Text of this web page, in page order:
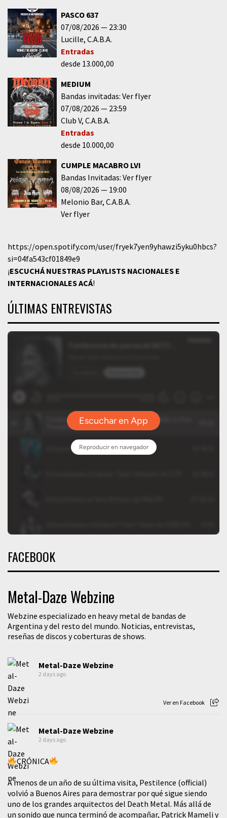
PASCO 637
07/08/2026
23:30
Lucille C.A.B.A.
Entradas
desde 13.000,00
MEDIUM
Bandas invitadas: Ver flyer
07/08/2026
23:59
Club V C.A.B.A.
Entradas
desde 10.000,00
CUMPLE MACABRO LVI
Bandas Invitadas: Ver flyer
08/08/2026
19:00
Melonio Bar C.A.B.A.
Ver flyer
https://open.spotify.com/user/fryek7yen9yhawzi5yku0hbcs?
si=04fa543cf01849e9
¡ESCUCHÁ NUESTRAS PLAYLISTS NACIONALES E
INTERNACIONALESACÁ!
ÚLTIMAS ENTREVISTAS
FACEBOOK
Metal-Daze Webzine
Webzine especializado en heavy metal de bandas de
Argentina y del resto del mundo. Noticias, entrevistas,
reseñas de discos y coberturas de shows.
Metal-Daze Webzine
2 days ago
Ver en Facebook
Metal-Daze Webzine
2 days ago
CRÓNICA
A menos de un año de su última visita, Pestilence (official)
volvió a Buenos Aires para demostrar por qué sigue siendo
uno de los grandes arquitectos del Death Metal. Más allá de
un sonido que nunca terminó de acompañar, Patrick Mameli y